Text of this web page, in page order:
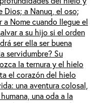
Dios; a Nanuq, el oso;
Nome cuando llegue el
a su hijo si el orden
ser ella ser buena
servidumbre? Su
la ternura y el hielo
el corazón del hielo
una aventura colosal,
una oda a la